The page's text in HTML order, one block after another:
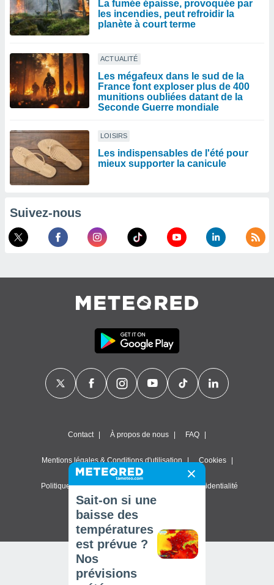
La fumée épaisse, provoquée par
les incendies, peut refroidir la
planète à court terme
ACTUALITÉ
Les mégafeux dans le sud de la
France font exploser plus de 400
munitions oubliées datant de la
Seconde Guerre mondiale
LOISIRS
Les indispensables de l'été pour
mieux supporter la canicule
Suivez-nous
Contact À propos de nous FAQ
Mentions légales & Conditions d'utilisation Cookies
Politique de confidentialité Paramètres de confidentialité
© 2026 Meteored. Tous droits réservés
Sait-on si une
baisse des
températures
est prévue ?
Nos
prévisions